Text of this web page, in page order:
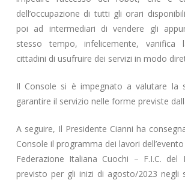
dell’occupazione di tutti gli orari
poi ad intermediari di vendere gli
stesso tempo, infelicemente, vanifica
cittadini di usufruire dei servizi in modo
Il Console si è impegnato a valutare la
garantire il servizio nelle forme previste
A seguire, Il Presidente Cianni ha
Console il programma dei lavori
Federazione Italiana Cuochi – F.I.C. del
previsto per gli inizi di agosto/2023 negli